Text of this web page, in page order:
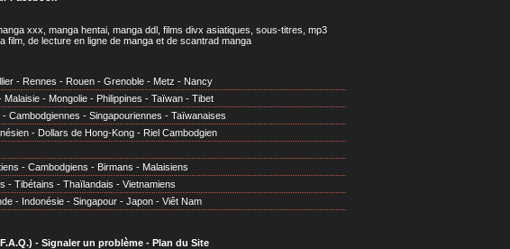
xxx, manga hentai, manga ddl, films divx asiatiques, sous-titres, mp3
de lecture en ligne de manga et de scantrad manga
- Rennes - Rouen - Grenoble - Metz - Nancy
Malaisie - Mongolie - Philippines - Taïwan - Tibet
- Cambodgiennes - Singapouriennes - Taïwanaises
- Dollars de Hong-Kong - Riel Cambodgien
- Cambodgiens - Birmans - Malaisiens
- Tibétains - Thaïlandais - Vietnamiens
- Indonésie - Singapour - Japon - Viêt Nam
- Signaler un problème- Plan du Site